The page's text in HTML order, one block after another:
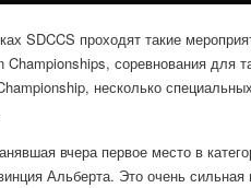
SDCCS проходят такие
соревнования для
несколько
вчера первое место в
Альберта. Это очень